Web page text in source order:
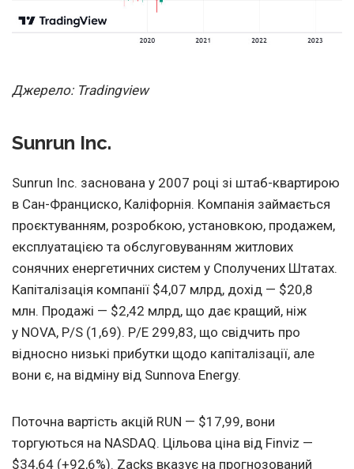
Джерело: Tradingview
Sunrun Inc.
Sunrun Inc. заснована у 2007 році зі штаб-квартирою
в Сан-Франциско, Каліфорнія. Компанія займається
проєктуванням, розробкою, установкою, продажем,
експлуатацією та обслуговуванням житлових
сонячних енергетичних систем у Сполучених Штатах.
Капіталізація компанії $4,07 млрд, дохід — $20,8
млн. Продажі — $2,42 млрд, що дає кращий, ніж
у NOVA, P/S (1,69). P/E 299,83, що свідчить про
відносно низькі прибутки щодо капіталізації, але
вони є, на відміну від Sunnova Energy.
Поточна вартість акцій RUN — $17,99, вони
торгуються на NASDAQ. Цільова ціна від Finviz —
$34,64 (+92,6%). Zacks вказує на прогнозований